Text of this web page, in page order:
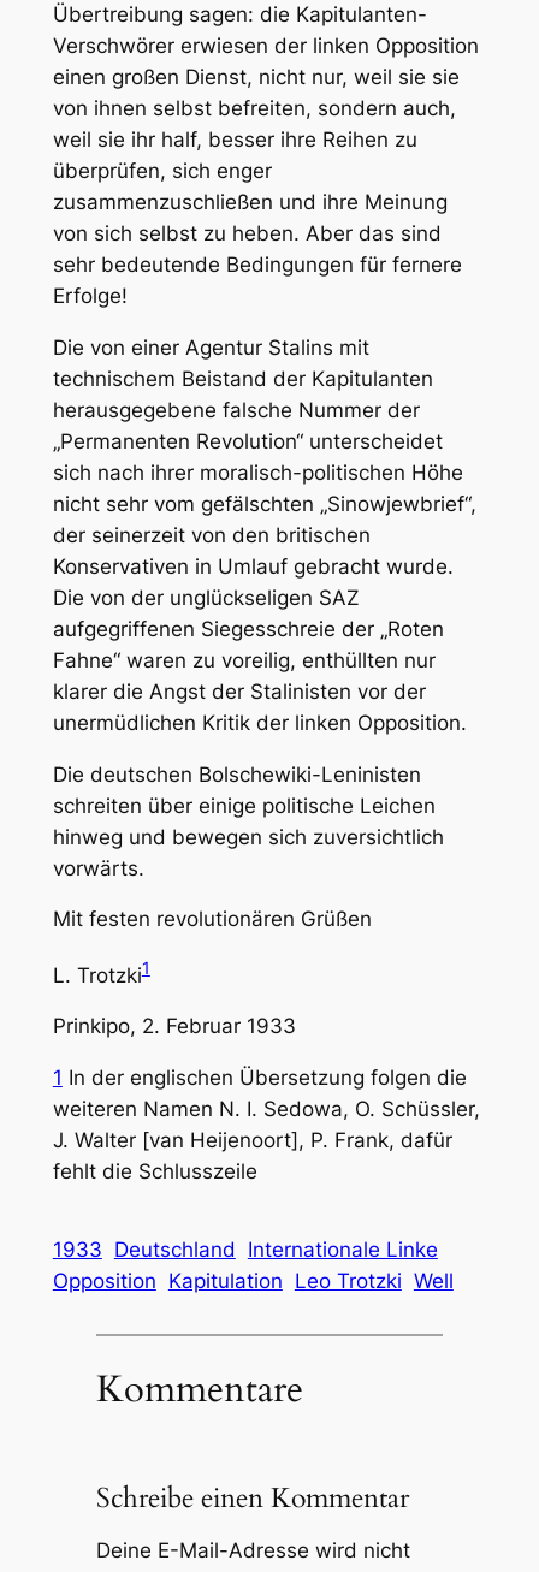
Übertreibung sagen: die Kapitulanten-
Verschwörer erwiesen der linken Opposition
einen großen Dienst, nicht nur, weil sie sie
von ihnen selbst befreiten, sondern auch,
weil sie ihr half, besser ihre Reihen zu
überprüfen, sich enger
zusammenzuschließen und ihre Meinung
von sich selbst zu heben. Aber das sind
sehr bedeutende Bedingungen für fernere
Erfolge!
Die von einer Agentur Stalins mit
technischem Beistand der Kapitulanten
herausgegebene falsche Nummer der
„Permanenten Revolution“ unterscheidet
sich nach ihrer moralisch-politischen Höhe
nicht sehr vom gefälschten „Sinowjewbrief“,
der seinerzeit von den britischen
Konservativen in Umlauf gebracht wurde.
Die von der unglückseligen SAZ
aufgegriffenen Siegesschreie der „Roten
Fahne“ waren zu voreilig, enthüllten nur
klarer die Angst der Stalinisten vor der
unermüdlichen Kritik der linken Opposition.
Die deutschen Bolschewiki-Leninisten
schreiten über einige politische Leichen
hinweg und bewegen sich zuversichtlich
vorwärts.
Mit festen revolutionären Grüßen
L. Trotzki1
Prinkipo, 2. Februar 1933
1 In der englischen Übersetzung folgen die
weiteren Namen N. I. Sedowa, O. Schüssler,
J. Walter [van Heijenoort], P. Frank, dafür
fehlt die Schlusszeile
1933 Deutschland
Internationale Linke
Opposition Kapitulation Leo Trotzki Well
Kommentare
Schreibe einen Kommentar
Deine E-Mail-Adresse wird nicht